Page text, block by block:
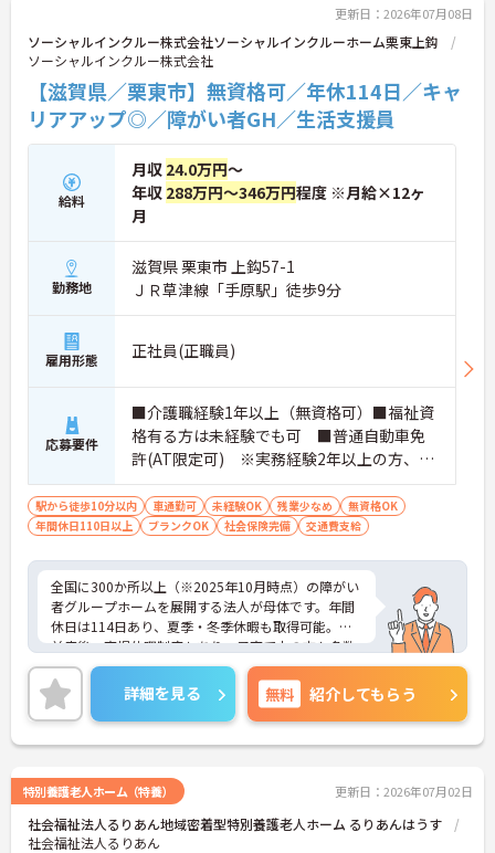
の職場です。介護経験を活かしたい方、福祉の資格
をお持ちの方、安定した法人でキャリアを築きたい
方におすすめです。
★おすすめPOINT★
・生活支援員からスタートし、サービス管理責任者
やエリアマネージャーへと続く明確なステップアッ
プの道筋が用意されています。急成長中の企業であ
るためポストも豊富にあり、専門性を高めながらマ
ネジメント職への挑戦も視野に入れていただけま
す。
かりと整備されています。オンとオフの切り替えを
明確にし、心身ともに充実した状態で長くご活躍い
・グループホーム一棟あたりの入居者様20名定員を
常時2～4名のスタッフで支援、国基準を上回る人員
配置や夜間複数名体制が敷かれているため、業務に
追われることなくご利用者様のペースに合わせたサ
ポートが可能です。施設も専用設計で働きやすく、
ご自身の理想とする福祉を実践できる環境が整って
います。
更新日：2026年07月08日
ソーシャルインクルー株式会社ソーシャルインクルーホーム栗東上鈎
ソーシャルインクルー株式会社
【滋賀県／栗東市】無資格可／年休114日／キャ
リアアップ◎／障がい者GH／生活支援員
給料
月収 24.0万円～
年収 288万円～346万円程度 ※月給×12ヶ
月
勤務地
滋賀県 栗東市 上鈎57-1
ＪＲ草津線「手原駅」徒歩9分
雇用形態 正社員(正職員)
応募要件
■介護職経験1年以上（無資格可）■福祉資
格有る方は未経験でも可 ■普通自動車免
許(AT限定可) ※実務経験2年以上の方、障
がい者福祉に関する経験をお持ちの方大歓
迎
駅から徒歩10分以内 車通勤可 未経験OK 残業少なめ
無資格OK
年間休日110日以上
ブランクOK 社会保険完備 交通費支給
全国に300か所以上（※2025年10月時点）の障がい
者グループホームを展開する法人が母体です。年間
休日は114日あり、夏季・冬季休暇も取得可能。産
前産後・育児休暇制度もあり、子育て中の方も多数
活躍中で、ワークライフバランスを大切にしながら
働ける環境が整っています。研修制度や外部勉強会
の受講支援もあり、スキルアップもしっかりサポー
ト。将来的には管理者やエリアマネージャーへのキ
ャリアアップも目指せます。20代から60代まで幅広
の職場です。介護経験を活かしたい方、福祉の資格
をお持ちの方、安定した法人でキャリアを築きたい
方におすすめです。
詳細を見る 無料 紹介してもらう
特別養護老人ホーム（特養） 更新日：2026年07月02日
社会福祉法人るりあん地域密着型特別養護老人ホーム るりあんはうす
社会福祉法人るりあん